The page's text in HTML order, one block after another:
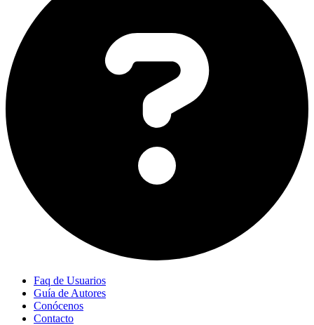
Faq de Usuarios
Guía de Autores
Conócenos
Contacto